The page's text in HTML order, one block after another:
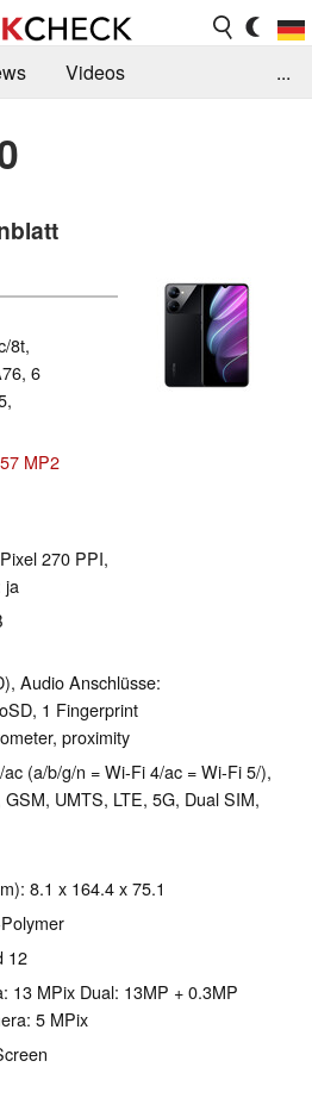
Videos
...
8t,
6
MP2
270 PPI,
ja
Audio Anschlüsse:
1 Fingerprint
proximity
(a/b/g/n = Wi-Fi 4/ac = Wi-Fi 5/),
UMTS, LTE, 5G, Dual SIM,
8.1 x 164.4 x 75.1
12
13 MPix Dual: 13MP + 0.3MP
5 MPix